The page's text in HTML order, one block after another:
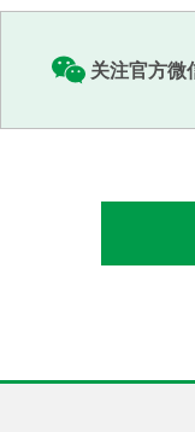
关注官方微